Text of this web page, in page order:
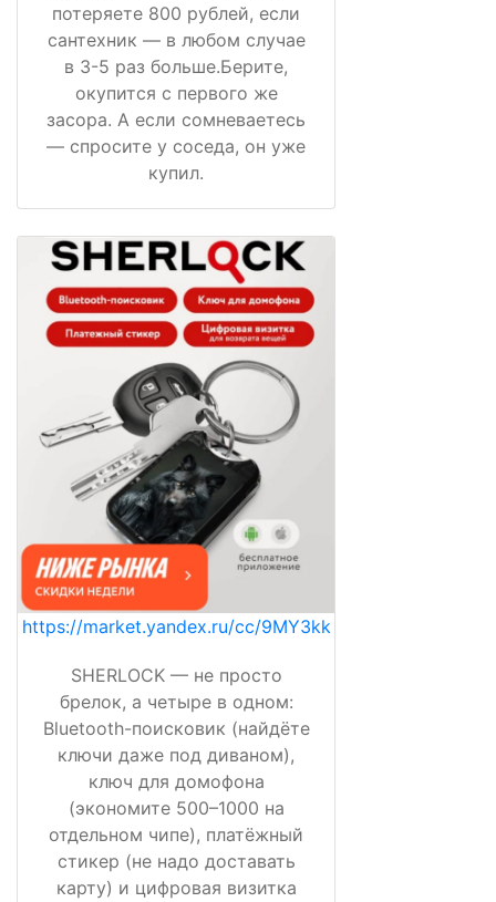
потеряете 800 рублей, если
сантехник — в любом случае
в 3-5 раз больше.Берите,
окупится с первого же
засора. А если сомневаетесь
— спросите у соседа, он уже
купил.
https://market.yandex.ru/cc/9MY3kk
SHERLOCK — не просто
брелок, а четыре в одном:
Bluetooth-поисковик (найдёте
ключи даже под диваном),
ключ для домофона
(экономите 500–1000 на
отдельном чипе), платёжный
стикер (не надо доставать
карту) и цифровая визитка